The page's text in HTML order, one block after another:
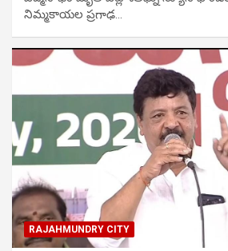
నిమ్మకాయల ప్రగాఢ…
RAJAHMUNDRY CITY